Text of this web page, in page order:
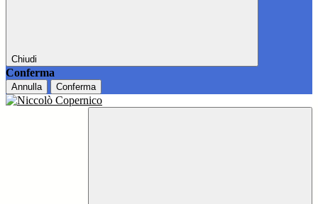
Chiudi
Conferma
Annulla Conferma